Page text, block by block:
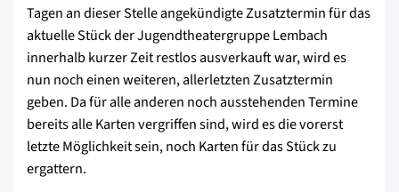
Tagen an dieser Stelle angekündigte Zusatztermin für das
aktuelle Stück der Jugendtheatergruppe Lembach
innerhalb kurzer Zeit restlos ausverkauft war, wird es
nun noch einen weiteren, allerletzten Zusatztermin
geben. Da für alle anderen noch ausstehenden Termine
bereits alle Karten vergriffen sind, wird es die vorerst
letzte Möglichkeit sein, noch Karten für das Stück zu
ergattern.